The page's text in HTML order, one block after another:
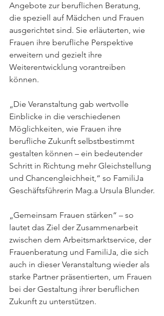
Angebote zur beruflichen Beratung,
die speziell auf Mädchen und Frauen
ausgerichtet sind. Sie erläuterten, wie
Frauen ihre berufliche Perspektive
erweitern und gezielt ihre
Weiterentwicklung vorantreiben
können.
„Die Veranstaltung gab wertvolle
Einblicke in die verschiedenen
Möglichkeiten, wie Frauen ihre
berufliche Zukunft selbstbestimmt
gestalten können – ein bedeutender
Schritt in Richtung mehr Gleichstellung
und Chancengleichheit,“ so FamiliJa
Geschäftsführerin Mag.a Ursula Blunder.
„Gemeinsam Frauen stärken“ – so
lautet das Ziel der Zusammenarbeit
zwischen dem Arbeitsmarktservice, der
Frauenberatung und FamiliJa, die sich
auch in dieser Veranstaltung wieder als
starke Partner präsentierten, um Frauen
bei der Gestaltung ihrer beruflichen
Zukunft zu unterstützen.